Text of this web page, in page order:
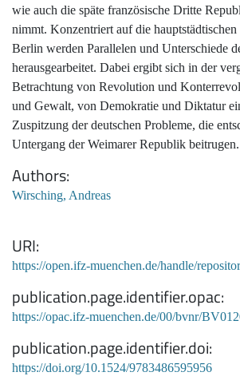
wie auch die späte französische Dritte
nimmt. Konzentriert auf die hauptstädtischen
Berlin werden Parallelen und Unterschiede
herausgearbeitet. Dabei ergibt sich in der
Betrachtung von Revolution und
und Gewalt, von Demokratie und Diktatur
Zuspitzung der deutschen Probleme, die
Untergang der Weimarer Republik beitrugen.
Authors
Wirsching, Andreas
URI
https://open.ifz-muenchen.de/handle/
publication.page.identifier.opac
https://opac.ifz-muenchen.de/00/bvnr/
publication.page.identifier.doi
https://doi.org/10.1524/9783486595956